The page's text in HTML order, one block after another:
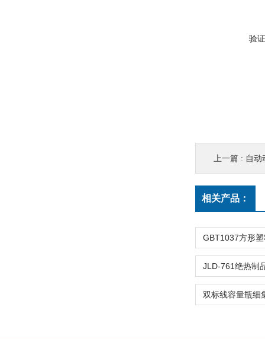
验
上一篇 : 自动
相关产品：